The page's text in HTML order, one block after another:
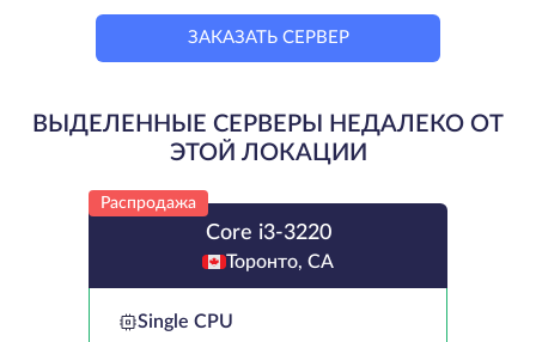
ЗАКАЗАТЬ СЕРВЕР
ВЫДЕЛЕННЫЕ СЕРВЕРЫ НЕДАЛЕКО ОТ
ЭТОЙ ЛОКАЦИИ
Распродажа
Core i3-3220
Торонто, CA
Single CPU